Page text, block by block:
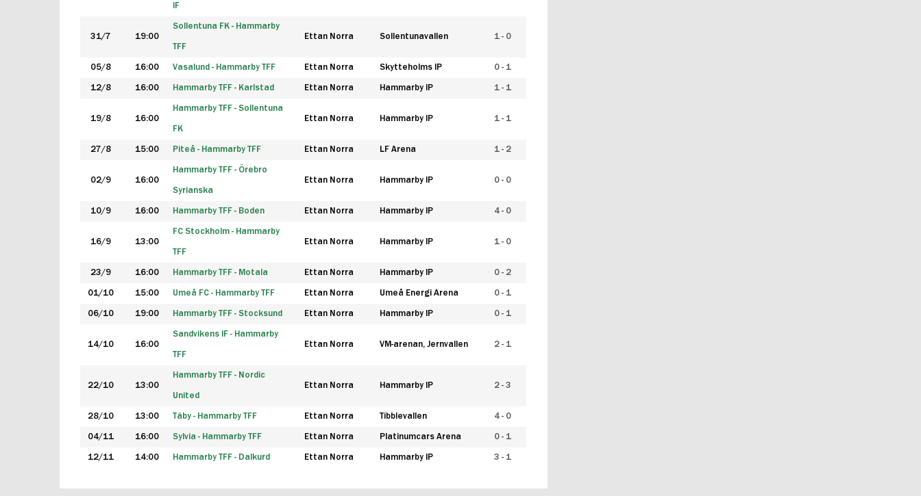
IF
31/7 19:00
Sollentuna FK - Hammarby
TFF
Ettan Norra Sollentunavallen 1 - 0
05/8 16:00 Vasalund - Hammarby TFF Ettan Norra Skytteholms IP 0 - 1
12/8 16:00 Hammarby TFF - Karlstad Ettan Norra Hammarby IP 1 - 1
19/8 16:00
Hammarby TFF - Sollentuna
FK
Ettan Norra Hammarby IP 1 - 1
27/8 15:00 Piteå - Hammarby TFF Ettan Norra LF Arena 1 - 2
02/9 16:00
Hammarby TFF - Örebro
Syrianska
Ettan Norra Hammarby IP 0 - 0
10/9 16:00 Hammarby TFF - Boden Ettan Norra Hammarby IP 4 - 0
16/9 13:00
FC Stockholm - Hammarby
TFF
Ettan Norra Hammarby IP 1 - 0
23/9 16:00 Hammarby TFF - Motala Ettan Norra Hammarby IP 0 - 2
01/10 15:00 Umeå FC - Hammarby TFF Ettan Norra Umeå Energi Arena 0 - 1
06/10 19:00 Hammarby TFF - Stocksund Ettan Norra Hammarby IP 0 - 1
14/10 16:00
Sandvikens IF - Hammarby
TFF
Ettan Norra VM-arenan, Jernvallen 2 - 1
22/10 13:00
Hammarby TFF - Nordic
United
Ettan Norra Hammarby IP 2 - 3
28/10 13:00 Täby - Hammarby TFF Ettan Norra Tibblevallen 4 - 0
04/11 16:00 Sylvia - Hammarby TFF Ettan Norra Platinumcars Arena 0 - 1
12/11 14:00 Hammarby TFF - Dalkurd Ettan Norra Hammarby IP 3 - 1